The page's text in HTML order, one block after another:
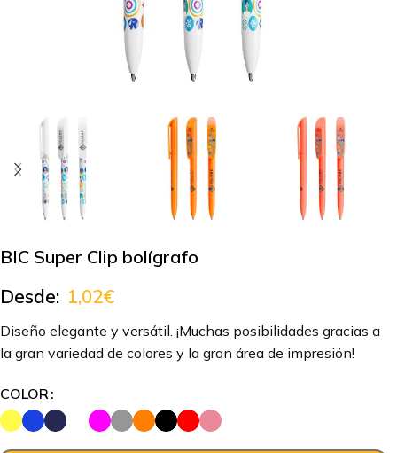
BIC Super Clip bolígrafo
Desde: 1,02€
Diseño elegante y versátil. ¡Muchas posibilidades gracias a
la gran variedad de colores y la gran área de impresión!
COLOR